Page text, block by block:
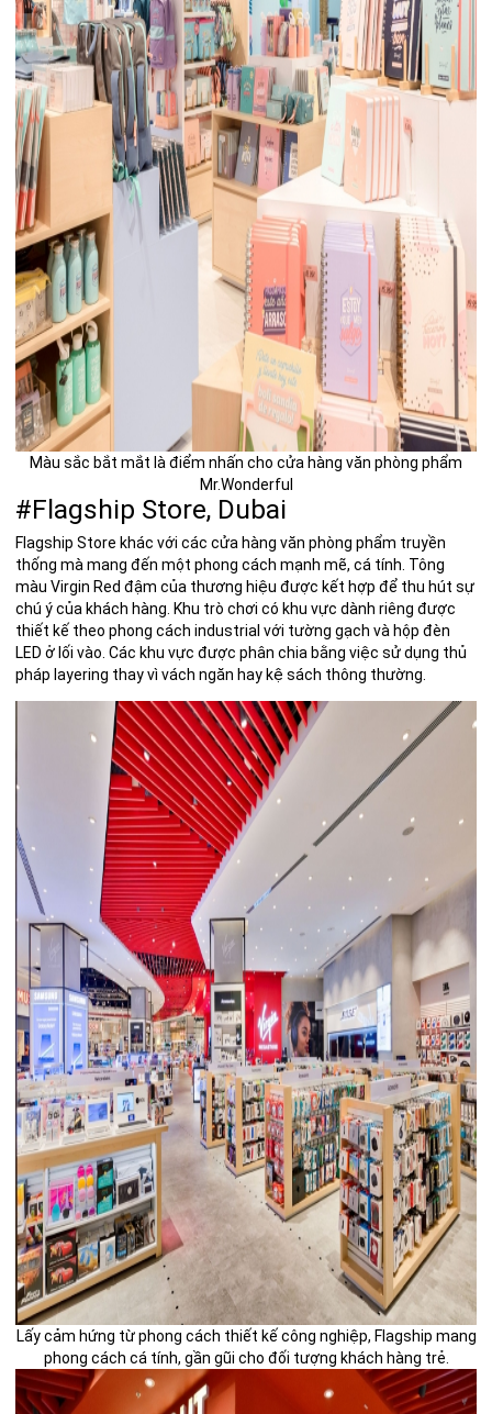
Màu sắc bắt mắt là điểm nhấn cho cửa hàng văn phòng phẩm
Mr.Wonderful
#Flagship Store, Dubai
Flagship Store khác với các cửa hàng văn phòng phẩm truyền
thống mà mang đến một phong cách mạnh mẽ, cá tính. Tông
màu Virgin Red đậm của thương hiệu được kết hợp để thu hút sự
chú ý của khách hàng. Khu trò chơi có khu vực dành riêng được
thiết kế theo phong cách industrial với tường gạch và hộp đèn
LED ở lối vào. Các khu vực được phân chia bằng việc sử dụng thủ
pháp layering thay vì vách ngăn hay kệ sách thông thường.
Lấy cảm hứng từ phong cách thiết kế công nghiệp, Flagship mang
phong cách cá tính, gần gũi cho đối tượng khách hàng trẻ.